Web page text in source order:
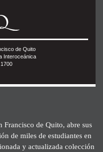
de Quito
Interoceánica
de Quito, abre sus
de miles de estudiantes en
y actualizada colección